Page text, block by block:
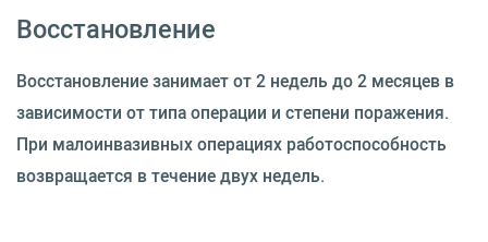
Восстановление
Восстановление занимает от 2 недель до 2 месяцев в
зависимости от типа операции и степени поражения.
При малоинвазивных операциях работоспособность
возвращается в течение двух недель.